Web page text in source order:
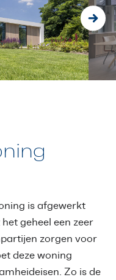
is afgewerkt
geheel een zeer
zorgen voor
deze woning
Zo is de